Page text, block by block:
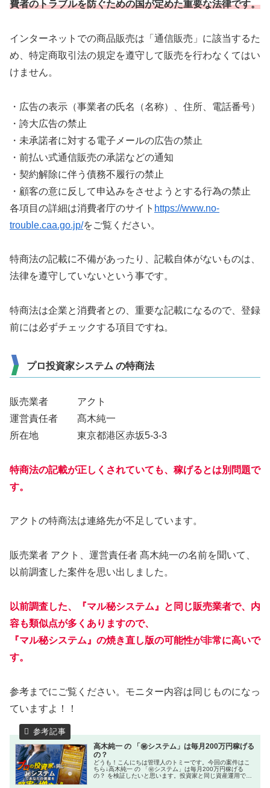
費者のトラブルを防ぐための国が定めた重要な法律です。
インターネットでの商品販売は「通信販売」に該当するた
め、特定商取引法の規定を遵守して販売を行わなくてはい
けません。
・広告の表示（事業者の氏名（名称）、住所、電話番号）
・誇大広告の禁止
・未承諾者に対する電子メールの広告の禁止
・前払い式通信販売の承諾などの通知
・契約解除に伴う債務不履行の禁止
・顧客の意に反して申込みをさせようとする行為の禁止
各項目の詳細は消費者庁のサイト https://www.no-
trouble.caa.go.jp/をご覧ください。
特商法の記載に不備があったり、記載自体がないものは、
法律を遵守していないという事です。
特商法は企業と消費者との、重要な記載になるので、登録
前には必ずチェックする項目ですね。
プロ投資家システム の特商法
販売業者 アクト
運営責任者 髙木純一
所在地 東京都港区赤坂5-3-3
特商法の記載が正しくされていても、稼げるとは別問題で
す。
アクトの特商法は連絡先が不足しています。
販売業者 アクト、運営責任者 髙木純一の名前を聞いて、
以前調査した案件を思い出しました。
以前調査した、『マル秘システム』と同じ販売業者で、内
容も類似点が多くありますので、
『マル秘システム』の焼き直し版の可能性が非常に高いで
す。
参考までにご覧ください。モニター内容は同じものになっ
ていますよ！！
高木純一 の 「㊙システム」は毎月200万円稼げる
の？
どうも！こんにちは管理人のトミーです。今回の案件はこ
ちら↓高木純一 の 「㊙システム」は毎月200万円稼げる
の？ を検証したいと思います。投資家と同じ資産運用で、